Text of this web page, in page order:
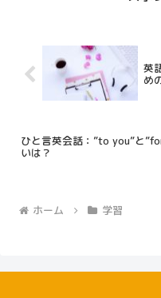
英
め
ひと言英会話：”to you”と
いは？
ホーム 学習